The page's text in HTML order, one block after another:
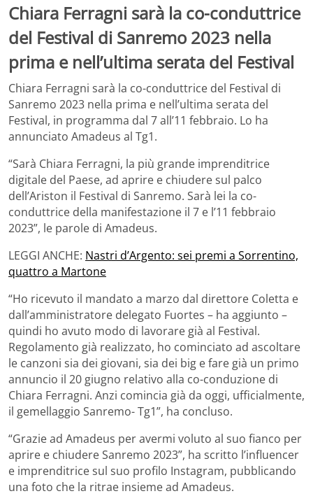
Chiara Ferragni sarà la co-conduttrice
del Festival di Sanremo 2023 nella
prima e nell’ultima serata del Festival
Chiara Ferragni sarà la co-conduttrice del Festival di
Sanremo 2023 nella prima e nell’ultima serata del
Festival, in programma dal 7 all’11 febbraio. Lo ha
annunciato Amadeus al Tg1.
“Sarà Chiara Ferragni, la più grande imprenditrice
digitale del Paese, ad aprire e chiudere sul palco
dell’Ariston il Festival di Sanremo. Sarà lei la co-
conduttrice della manifestazione il 7 e l’11 febbraio
2023”, le parole di Amadeus.
LEGGI ANCHE: Nastri d’Argento: sei premi a Sorrentino,
quattro a Martone
“Ho ricevuto il mandato a marzo dal direttore Coletta e
dall’amministratore delegato Fuortes – ha aggiunto –
quindi ho avuto modo di lavorare già al Festival.
Regolamento già realizzato, ho cominciato ad ascoltare
le canzoni sia dei giovani, sia dei big e fare già un primo
annuncio il 20 giugno relativo alla co-conduzione di
Chiara Ferragni. Anzi comincia già da oggi, ufficialmente,
il gemellaggio Sanremo- Tg1”, ha concluso.
“Grazie ad Amadeus per avermi voluto al suo fianco per
aprire e chiudere Sanremo 2023”, ha scritto l’influencer
e imprenditrice sul suo profilo Instagram, pubblicando
una foto che la ritrae insieme ad Amadeus.